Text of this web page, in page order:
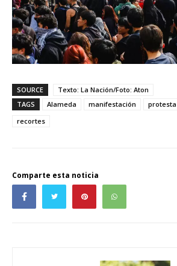
SOURCE
Texto: La Nación/Foto: Aton
TAGS
Alameda manifestación protesta
recortes
Comparte esta noticia